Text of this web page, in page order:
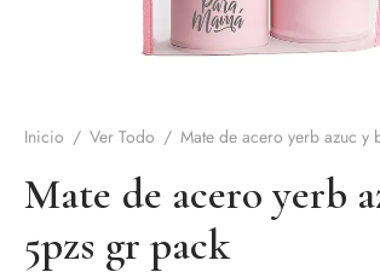
Inicio / Ver Todo / Mate de acero yerb azuc y
Mate de acero yerb
5pzs gr pack
y accesorios